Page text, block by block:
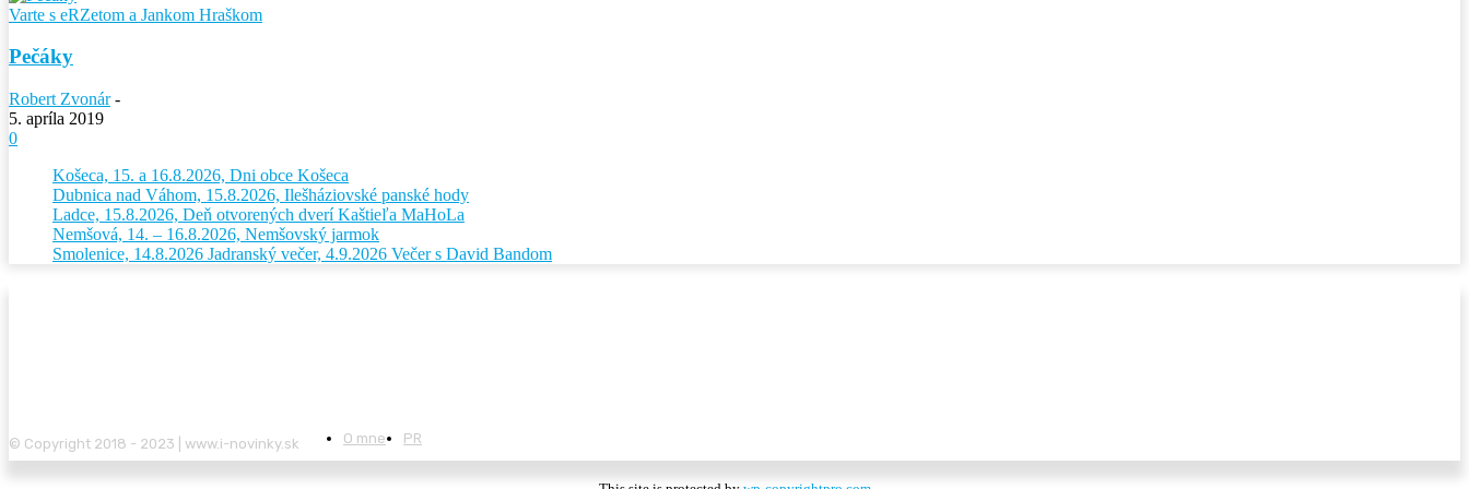
Varte s eRZetom a Jankom Hraškom
Pečáky
Robert Zvonár -
5. apríla 2019
0
Košeca, 15. a 16.8.2026, Dni obce Košeca
Dubnica nad Váhom, 15.8.2026, Ilešháziovské panské hody
Ladce, 15.8.2026, Deň otvorených dverí Kaštieľa MaHoLa
Nemšová, 14. – 16.8.2026, Nemšovský jarmok
Smolenice, 14.8.2026 Jadranský večer, 4.9.2026 Večer s David Bandom
© Copyright 2018 - 2023 | www.i-novinky.sk O mne PR